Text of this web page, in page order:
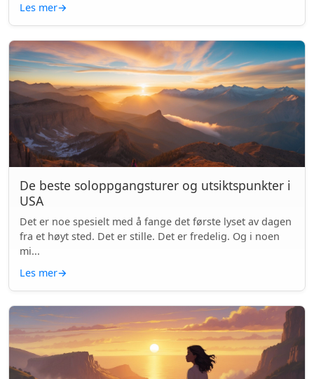
Les mer→
De beste soloppgangsturer og utsiktspunkter i
USA
Det er noe spesielt med å fange det første lyset av dagen
fra et høyt sted. Det er stille. Det er fredelig. Og i noen
mi...
Les mer→